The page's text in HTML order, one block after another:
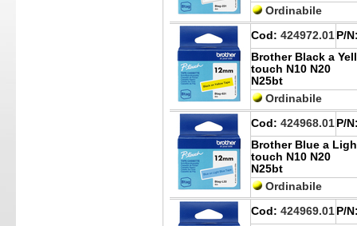
Ordinabile
Cod: 424972.01 P/
Brother Black a
touch N10 N20
N25bt
Ordinabile
Cod: 424968.01 P/
Brother Blue a
touch N10 N20
N25bt
Ordinabile
Cod: 424969.01 P/